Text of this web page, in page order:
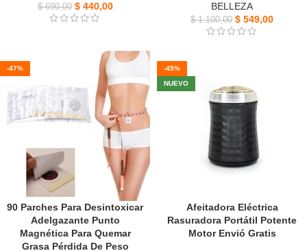
$690,00 $440,00 BELLEZA
$1.100,00 $ 549,00
-47%
90 Parches Para Desintoxicar
Adelgazante Punto
Magnética Para Quemar
Grasa Pérdida De Peso
-45%
NUEVO
Afeitadora Eléctrica
Rasuradora Portátil Potente
Motor Envió Gratis